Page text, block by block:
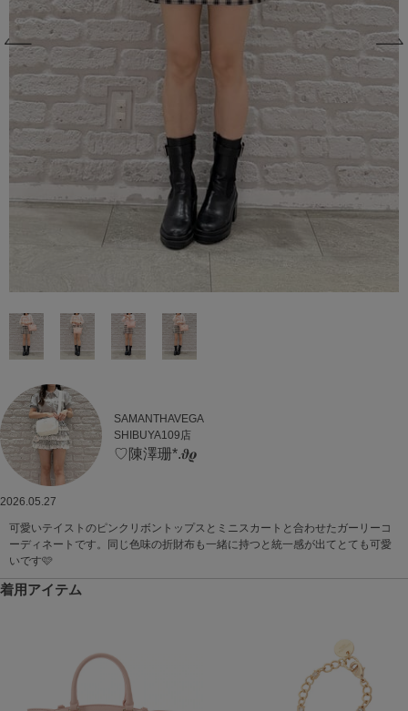
SAMANTHAVEGA
SHIBUYA109店
♡陳澤珊*.𝝑𝝔
2026.05.27
可愛いテイストのピンクリボントップスとミニスカートと合わせたガーリーコ
ーディネートです。同じ色味の折財布も一緒に持つと統一感が出てとても可愛
いです🩷
着用アイテム